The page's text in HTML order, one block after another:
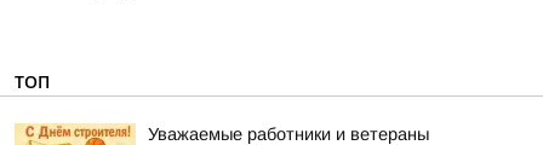
ТОП
Уважаемые работники и ветераны